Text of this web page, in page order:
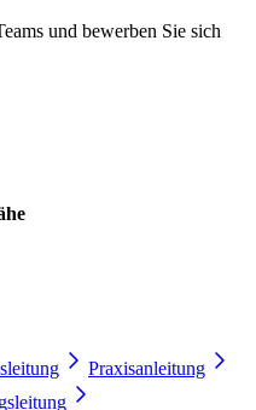
und bewerben Sie sich
Praxisanleitung